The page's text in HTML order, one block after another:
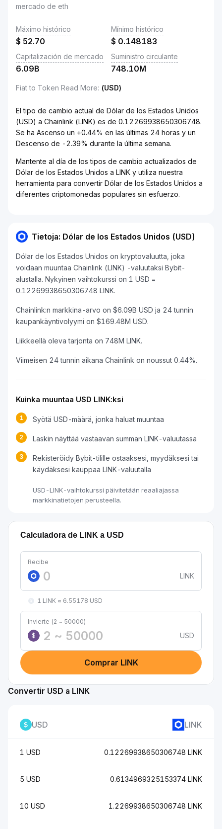
mercado de eth
Máximo histórico
$ 52.70
Mínimo histórico
$ 0.148183
Capitalización de mercado
6.09B
Suministro circulante
748.10M
Fiat to Token Read More: (USD)
El tipo de cambio actual de Dólar de los Estados Unidos
(USD) a Chainlink (LINK) es de 0.12269938650306748.
Se ha Ascenso un +0.44% en las últimas 24 horas y un
Descenso de -2.39% durante la última semana.
Mantente al día de los tipos de cambio actualizados de
Dólar de los Estados Unidos a LINK y utiliza nuestra
herramienta para convertir Dólar de los Estados Unidos a
diferentes criptomonedas populares sin esfuerzo.
Tietoja: Dólar de los Estados Unidos (USD)
Dólar de los Estados Unidos on kryptovaluutta, joka
voidaan muuntaa Chainlink (LINK) -valuutaksi Bybit-
alustalla. Nykyinen vaihtokurssi on 1 USD =
0.12269938650306748 LINK.
Chainlink:n markkina-arvo on $6.09B USD ja 24 tunnin
kaupankäyntivolyymi on $169.48M USD.
Liikkeellä oleva tarjonta on 748M LINK.
Viimeisen 24 tunnin aikana Chainlink on noussut 0.44%.
Kuinka muuntaa USD LINK:ksi
1 Syötä USD-määrä, jonka haluat muuntaa
2 Laskin näyttää vastaavan summan LINK-valuutassa
3
Rekisteröidy Bybit-tilille ostaaksesi, myydäksesi tai
käydäksesi kauppaa LINK-valuutalla
USD-LINK-vaihtokurssi päivitetään reaaliajassa
markkinatietojen perusteella.
Calculadora de LINK a USD
Recibe
LINK
1 LINK ≈ 6.55178 USD
Invierte (2 ~ 50000)
$
USD
Comprar LINK
Convertir USD a LINK
USD LINK
1 USD 0.12269938650306748 LINK
5 USD 0.6134969325153374 LINK
10 USD 1.2269938650306748 LINK